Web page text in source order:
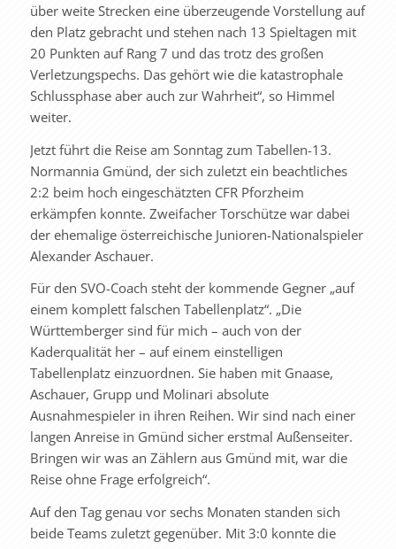
über weite Strecken eine überzeugende Vorstellung auf
den Platz gebracht und stehen nach 13 Spieltagen mit
20 Punkten auf Rang 7 und das trotz des großen
Verletzungspechs. Das gehört wie die katastrophale
Schlussphase aber auch zur Wahrheit“, so Himmel
weiter.
Jetzt führt die Reise am Sonntag zum Tabellen-13.
Normannia Gmünd, der sich zuletzt ein beachtliches
2:2 beim hoch eingeschätzten CFR Pforzheim
erkämpfen konnte. Zweifacher Torschütze war dabei
der ehemalige österreichische Junioren-Nationalspieler
Alexander Aschauer.
Für den SVO-Coach steht der kommende Gegner „auf
einem komplett falschen Tabellenplatz“. „Die
Württemberger sind für mich – auch von der
Kaderqualität her – auf einem einstelligen
Tabellenplatz einzuordnen. Sie haben mit Gnaase,
Aschauer, Grupp und Molinari absolute
Ausnahmespieler in ihren Reihen. Wir sind nach einer
langen Anreise in Gmünd sicher erstmal Außenseiter.
Bringen wir was an Zählern aus Gmünd mit, war die
Reise ohne Frage erfolgreich“.
Auf den Tag genau vor sechs Monaten standen sich
beide Teams zuletzt gegenüber. Mit 3:0 konnte die